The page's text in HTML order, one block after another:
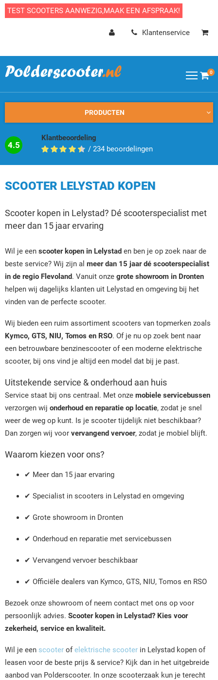
TEST SCOOTERS AANWEZIG,MAAK EEN AFSPRAAK!
Klantenservice
0
PRODUCTEN
4.5
Klantbeoordeling
/ 234 beoordelingen
SCOOTER LELYSTAD KOPEN
Scooter kopen in Lelystad? Dé scooterspecialist met
meer dan 15 jaar ervaring
Wil je een scooter kopen in Lelystad en ben je op zoek naar de
beste service? Wij zijn al meer dan 15 jaar dé scooterspecialist
in de regio Flevoland. Vanuit onze grote showroom in Dronten
helpen wij dagelijks klanten uit Lelystad en omgeving bij het
vinden van de perfecte scooter.
Wij bieden een ruim assortiment scooters van topmerken zoals
Kymco, GTS, NIU, Tomos en RSO. Of je nu op zoek bent naar
een betrouwbare benzinescooter of een moderne elektrische
scooter, bij ons vind je altijd een model dat bij je past.
Uitstekende service & onderhoud aan huis
Service staat bij ons centraal. Met onze mobiele servicebussen
verzorgen wij onderhoud en reparatie op locatie, zodat je snel
weer de weg op kunt. Is je scooter tijdelijk niet beschikbaar?
Dan zorgen wij voor vervangend vervoer, zodat je mobiel blijft.
Waarom kiezen voor ons?
✔ Meer dan 15 jaar ervaring
✔ Specialist in scooters in Lelystad en omgeving
✔ Grote showroom in Dronten
✔ Onderhoud en reparatie met servicebussen
✔ Vervangend vervoer beschikbaar
✔ Officiële dealers van Kymco, GTS, NIU, Tomos en RSO
Bezoek onze showroom of neem contact met ons op voor
persoonlijk advies. Scooter kopen in Lelystad? Kies voor
zekerheid, service en kwaliteit.
Wil je een scooter ofelektrische scooter in Lelystad kopen of
leasen voor de beste prijs & service? Kijk dan in het uitgebreide
aanbod van Polderscooter. In onze scooterzaak kun je terecht